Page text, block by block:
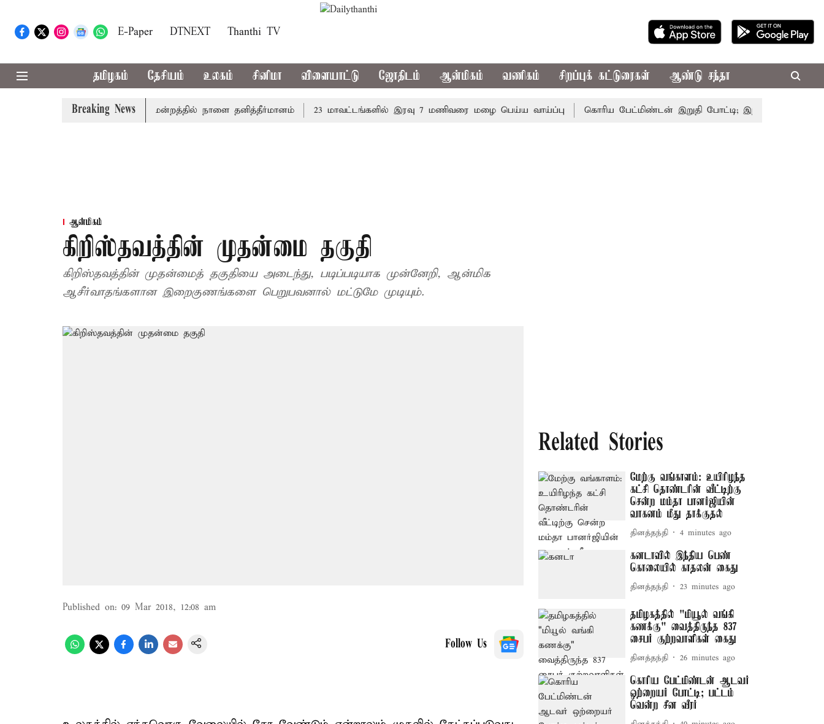
E-Paper DTNEXT Thanthi TV
தமிழகம் தேசியம் உலகம் சினிமா விளையாட்டு ஜோதிடம் ஆன்மிகம் வணிகம் சிறப்புக் கட்டுரைகள் ஆண்டு சந்தா
Breaking News
தமிழ்த்தாய் வாழ்த்து: சட்டமன்றத்தில் நாளை தனித்தீர்மானம் 23 மாவட்டங்களில் இரவு 7 மணிவரை மழை பெய்ய வாய்ப்பு கொரிய பேட்மிண்டன் இறுதி போட்டி; இந்திய வீராங்கனை
ஆன்மிகம்
கிறிஸ்தவத்தின் முதன்மை தகுதி
கிறிஸ்தவத்தின் முதன்மைத் தகுதியை அடைந்து, படிப்படியாக முன்னேறி, ஆன்மிக
ஆசீர்வாதங்களான இறைகுணங்களை பெறுபவனால் மட்டுமே முடியும்.
Published on: 09 Mar 2018, 12:08 am
Follow Us
Related Stories
மேற்கு வங்காளம்: உயிரிழந்த
கட்சி தொண்டரின் வீட்டிற்கு
சென்ற மம்தா பானர்ஜியின்
வாகனம் மீது தாக்குதல்
தினத்தந்தி 4 minutes ago
கனடாவில் இந்திய பெண்
கொலையில் காதலன் கைது
தினத்தந்தி 23 minutes ago
தமிழகத்தில் "மியூல் வங்கி
கணக்கு" வைத்திருந்த 837
சைபர் குற்றவாளிகள் கைது
தினத்தந்தி 26 minutes ago
கொரிய பேட்மிண்டன் ஆடவர்
ஒற்றையர் போட்டி; பட்டம்
வென்ற சீன வீரர்